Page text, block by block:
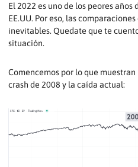
El 2022 es uno de los peores
EE.UU. Por eso, las
inevitables. Quedate que te
situación.
Comencemos por lo que muestran
crash de 2008 y la caída actual: